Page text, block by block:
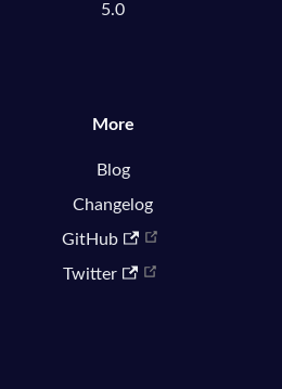
5.0
More
Blog
Changelog
GitHub
Twitter